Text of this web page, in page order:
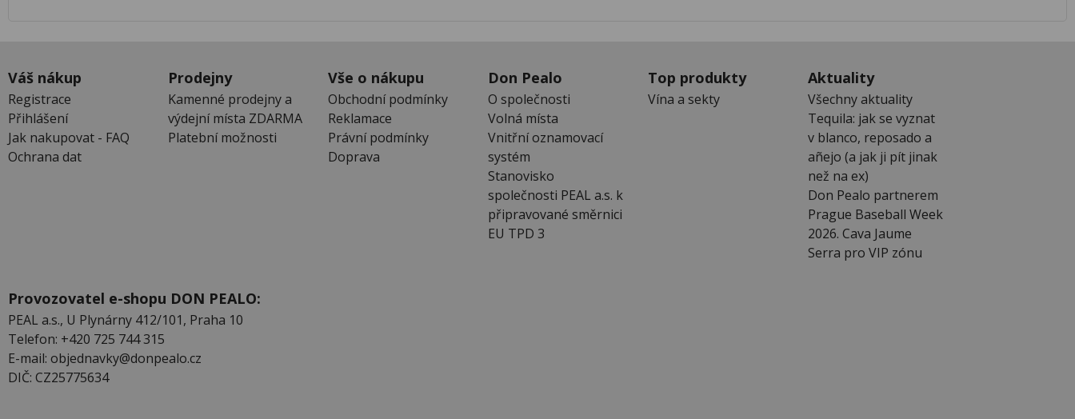
Váš nákup
Registrace
Přihlášení
Jak nakupovat - FAQ
Ochrana dat
Prodejny
Kamenné prodejny a
výdejní místa ZDARMA
Platební možnosti
Vše o nákupu
Obchodní podmínky
Reklamace
Právní podmínky
Doprava
Don Pealo
O společnosti
Volná místa
Vnitřní oznamovací
systém
Stanovisko
společnosti PEAL a.s. k
připravované směrnici
EU TPD 3
Top produkty
Vína a sekty
Aktuality
Všechny aktuality
Tequila: jak se vyznat
v blanco, reposado a
añejo (a jak ji pít jinak
než na ex)
Don Pealo partnerem
Prague Baseball Week
2026. Cava Jaume
Serra pro VIP zónu
Provozovatel e-shopu DON PEALO:
PEAL a.s., U Plynárny 412/101, Praha 10
Telefon: +420 725 744 315
E-mail: objednavky@donpealo.cz
DIČ: CZ25775634